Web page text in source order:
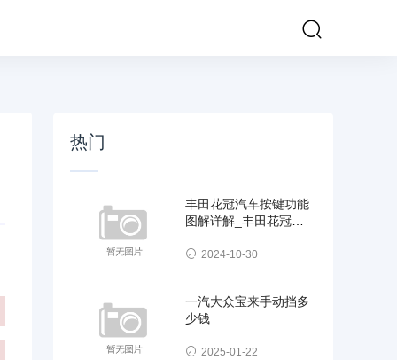
热门
丰田花冠汽车按键功能
图解详解_丰田花冠汽
2024-10-30
一汽大众宝来手动挡多
少钱
2025-01-22